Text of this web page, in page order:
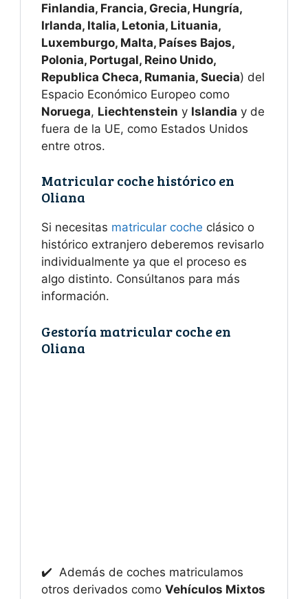
Finlandia, Francia, Grecia, Hungría,
Irlanda, Italia, Letonia, Lituania,
Luxemburgo, Malta, Países Bajos,
Polonia, Portugal, Reino Unido,
Republica Checa, Rumania, Suecia) del
Espacio Económico Europeo como
Noruega, Liechtenstein y Islandia y de
fuera de la UE, como Estados Unidos
entre otros.
Matricular coche histórico en
Oliana
Si necesitas matricular coche clásico o
histórico extranjero deberemos revisarlo
individualmente ya que el proceso es
algo distinto. Consúltanos para más
información.
Gestoría matricular coche en
Oliana
✔️ Además de coches matriculamos
otros derivados como Vehículos Mixtos